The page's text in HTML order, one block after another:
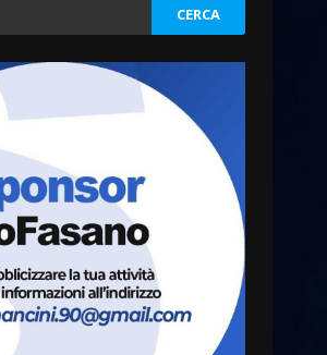
Fasanese ferito a colpi di
arma da fuoco
6 Agosto 2026 18:13
Carta d’identità: continua il
piano di aperture
straordinarie del Comune di
Fasano
6 Agosto 2026 14:16